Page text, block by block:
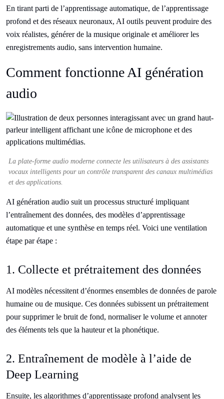
En tirant parti de l’apprentissage automatique, de l’apprentissage
profond et des réseaux neuronaux, AI outils peuvent produire des
voix réalistes, générer de la musique originale et améliorer les
enregistrements audio, sans intervention humaine.
Comment fonctionne AI génération
audio
La plate-forme audio moderne connecte les utilisateurs à des assistants
vocaux intelligents pour un contrôle transparent des canaux multimédias
et des applications.
AI génération audio suit un processus structuré impliquant
l’entraînement des données, des modèles d’apprentissage
automatique et une synthèse en temps réel. Voici une ventilation
étape par étape :
1. Collecte et prétraitement des données
AI modèles nécessitent d’énormes ensembles de données de parole
humaine ou de musique. Ces données subissent un prétraitement
pour supprimer le bruit de fond, normaliser le volume et annoter
des éléments tels que la hauteur et la phonétique.
2. Entraînement de modèle à l’aide de
Deep Learning
Ensuite, les algorithmes d’apprentissage profond analysent les